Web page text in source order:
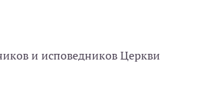
и исповедников Церкви